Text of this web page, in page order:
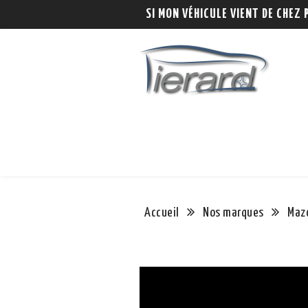
SI MON VÉHICULE VIENT DE
Accueil Nos marques